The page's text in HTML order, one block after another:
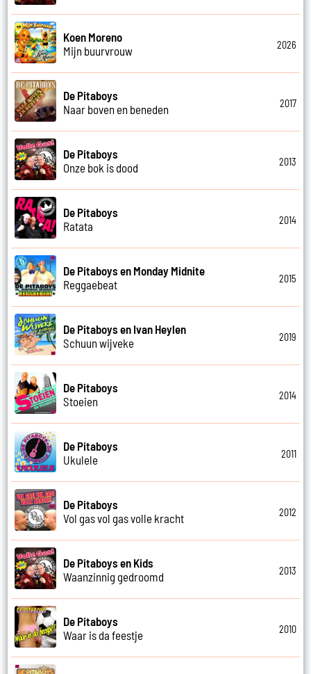
Koen Moreno
Mijn buurvrouw
2026
De Pitaboys
Naar boven en beneden
2017
De Pitaboys
Onze bok is dood
2013
De Pitaboys
Ratata
2014
De Pitaboys en Monday Midnite
Reggaebeat
2015
De Pitaboys en Ivan Heylen
Schuun wijveke
2019
De Pitaboys
Stoeien
2014
De Pitaboys
Ukulele
2011
De Pitaboys
Vol gas vol gas volle kracht
2012
De Pitaboys en Kids
Waanzinnig gedroomd
2013
De Pitaboys
Waar is da feestje
2010